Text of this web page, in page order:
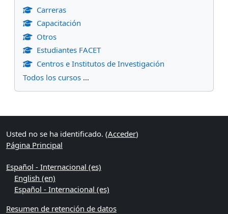
Carreras
Capacitación
Otros
Estudiantes FACET
Centros e Institutos de Investigación
Todos los cursos ...
Bloques suplementarios
Usted no se ha identificado. (Acceder)
Página Principal
Español - Internacional ‎(es)‎
English ‎(en)‎
Español - Internacional ‎(es)‎
Resumen de retención de datos